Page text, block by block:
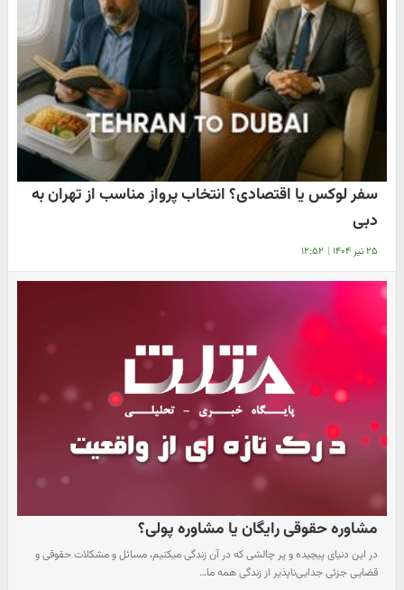
سفر لوکس یا اقتصادی؟ انتخاب پرواز مناسب از تهران به
دبی
۲۵ تیر ۱۴۰۴ | ۱۲:۵۲
مشاوره حقوقی رایگان یا مشاوره پولی؟
در این دنیای پیچیده و پر چالشی که در آن زندگی میکنیم، مسائل و مشکلات حقوقی و
قضایی جزئی جدایی‌ناپذیر از زندگی همه ما…